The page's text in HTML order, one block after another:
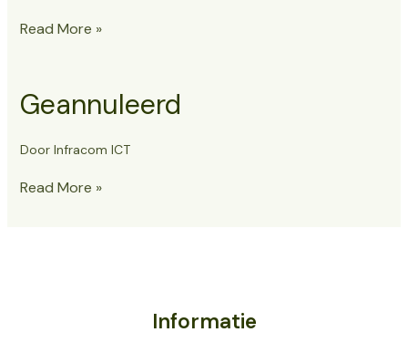
Deels
Read More »
Geannuleerd
Door Infracom ICT
Geannuleerd
Read More »
Informatie